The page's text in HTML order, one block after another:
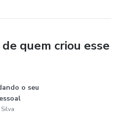
quem criou esse
o seu